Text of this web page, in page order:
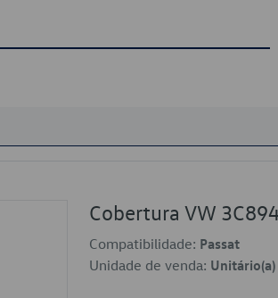
Cobertura VW
Compatibilidade: Passat
Unidade de venda: Unitário(a)